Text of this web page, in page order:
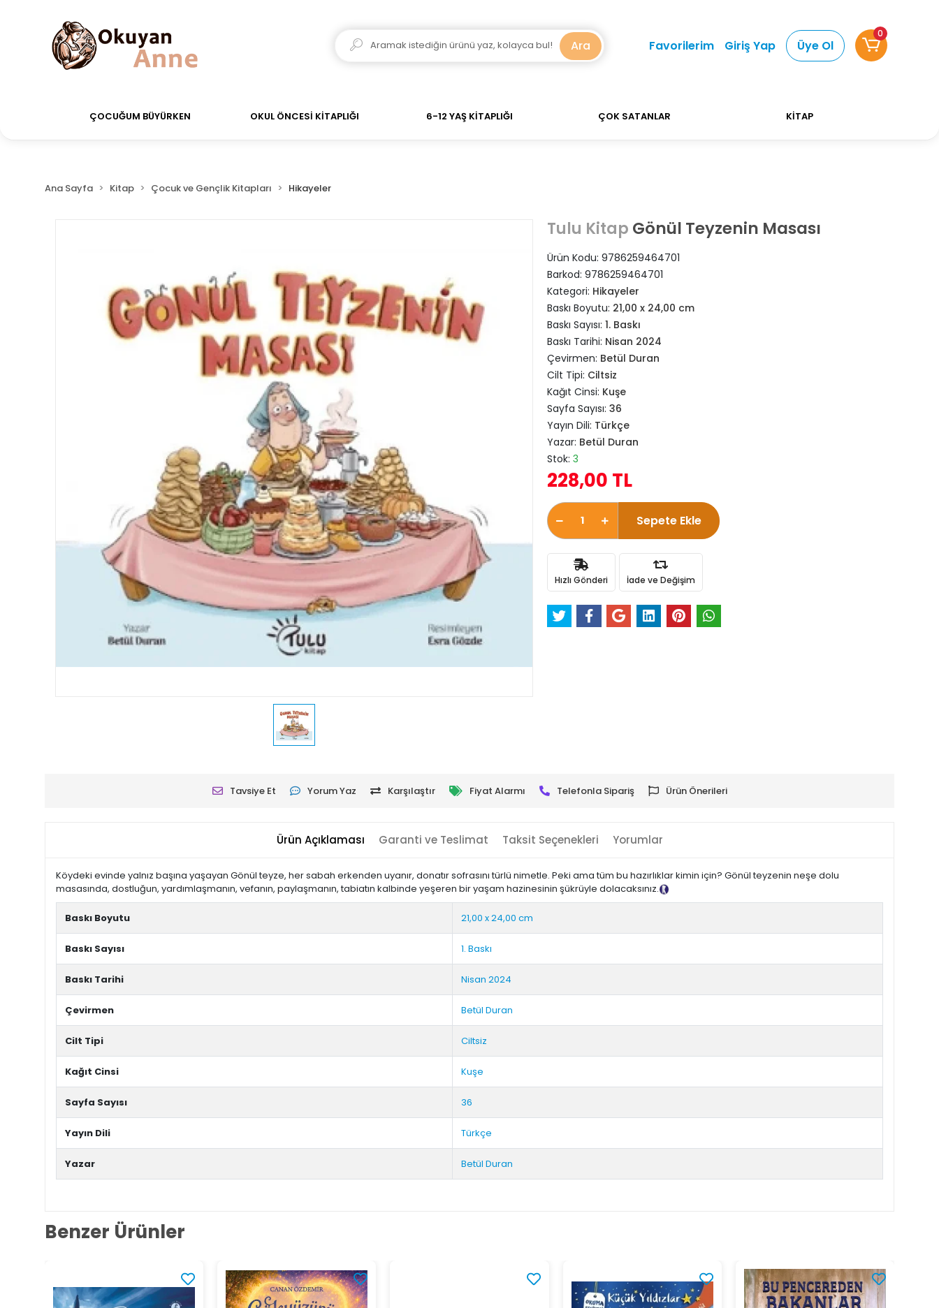
siparişler Aynı Gün Kargo! Saat 11:00'a kadar verdiğiniz siparişler Aynı Gün Kargo! 700 TL Üzeri Alışverişlerinizde Kargo Ücretsiz! Bizi tercih
Ara Favorilerim Giriş Yap Üye Ol
0
ÇOCUĞUM BÜYÜRKEN OKUL ÖNCESİ KİTAPLIĞI 6-12 YAŞ KİTAPLIĞI ÇOK SATANLAR KİTAP
Ana Sayfa Kitap Çocuk ve Gençlik Kitapları Hikayeler
Tulu Kitap Gönül Teyzenin Masası
Ürün Kodu: 9786259464701
Barkod: 9786259464701
Kategori: Hikayeler
Baskı Boyutu: 21,00 x 24,00 cm
Baskı Sayısı: 1. Baskı
Baskı Tarihi: Nisan 2024
Çevirmen: Betül Duran
Cilt Tipi: Ciltsiz
Kağıt Cinsi: Kuşe
Sayfa Sayısı: 36
Yayın Dili: Türkçe
Yazar: Betül Duran
Stok: 3
228,00 TL
Sepete Ekle
Hızlı Gönderi İade ve Değişim
Tavsiye Et Yorum Yaz Karşılaştır Fiyat Alarmı Telefonla Sipariş Ürün Önerileri
Ürün Açıklaması Garanti ve Teslimat Taksit Seçenekleri Yorumlar
Köydeki evinde yalnız başına yaşayan Gönül teyze, her sabah erkenden uyanır, donatır sofrasını türlü nimetle. Peki ama tüm bu hazırlıklar kimin için? Gönül teyzenin neşe dolu
masasında, dostluğun, yardımlaşmanın, vefanın, paylaşmanın, tabiatın kalbinde yeşeren bir yaşam hazinesinin şükrüyle dolacaksınız.
Tanıtım Metni
Baskı Boyutu 21,00 x 24,00 cm
Baskı Sayısı 1. Baskı
Baskı Tarihi Nisan 2024
Çevirmen Betül Duran
Cilt Tipi Ciltsiz
Kağıt Cinsi Kuşe
Sayfa Sayısı 36
Yayın Dili Türkçe
Yazar Betül Duran
Benzer Ürünler